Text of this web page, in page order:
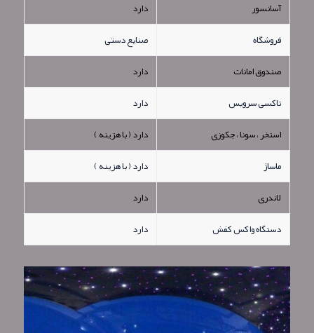
آسانسور
دارد
فروشگاه
صنایع دستی
صندوق امانات
دارد
تاکسی سرویس
دارد
استخر ، سونا ، جکوزی
دارد ( با هزینه )
ماساژ
دارد ( با هزینه )
لاندری
دارد
دستگاه واکس کفش
دارد